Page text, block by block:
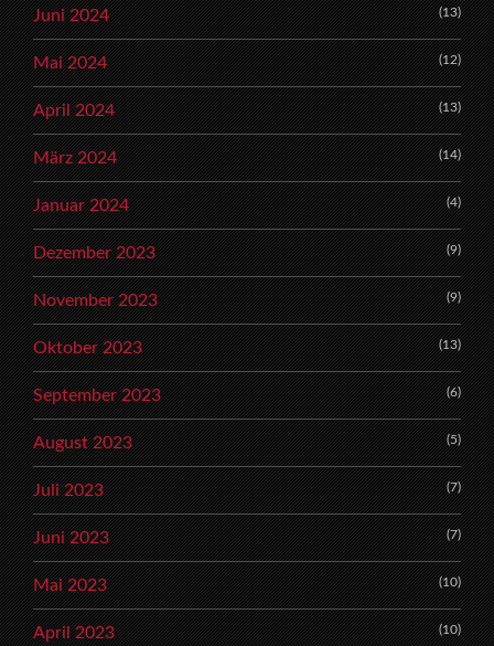
Juni 2024 (13)
Mai 2024 (12)
April 2024 (13)
März 2024 (14)
Januar 2024 (4)
Dezember 2023 (9)
November 2023 (9)
Oktober 2023 (13)
September 2023 (6)
August 2023 (5)
Juli 2023 (7)
Juni 2023 (7)
Mai 2023 (10)
April 2023 (10)